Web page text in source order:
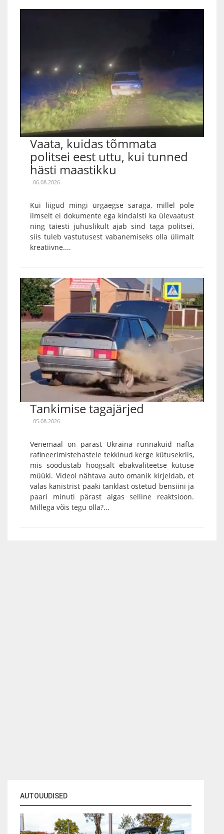
AUTOUUDISED
Vaata, kuidas tõmmata
politsei eest uttu, kui tunned
hästi maastikku
06.08.2026
Kui liigud mingi ürgaegse saraga, millel pole
ilmselt ei dokumente ega kindalsti ka ülevaatust
ning täiesti juhuslikult ajab sind taga politsei,
siis tuleb vastutusest vabanemiseks olla ülimalt
kreatiivne....
Tankimise tagajärjed
05.08.2026
Venemaal on pärast Ukraina rünnakuid nafta
rafineerimistehastele tekkinud kerge kütusekriis,
mis soodustab hoogsalt ebakvaliteetse kütuse
müüki. Videol nähtava auto omanik kirjeldab, et
valas kanistrist paaki tanklast ostetud bensiini ja
paari minuti pärast algas selline reaktsioon.
Millega võis tegu olla?...